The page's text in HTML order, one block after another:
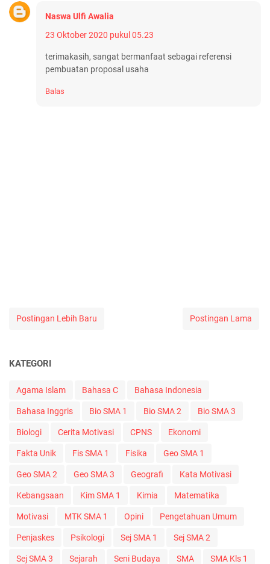
Naswa Ulfi Awalia
23 Oktober 2020 pukul 05.23
terimakasih, sangat bermanfaat sebagai referensi
pembuatan proposal usaha
Balas
Postingan Lebih Baru Postingan Lama
KATEGORI
Agama Islam Bahasa C Bahasa Indonesia
Bahasa Inggris Bio SMA 1 Bio SMA 2 Bio SMA 3
Biologi Cerita Motivasi CPNS Ekonomi
Fakta Unik Fis SMA 1 Fisika Geo SMA 1
Geo SMA 2 Geo SMA 3 Geografi Kata Motivasi
Kebangsaan Kim SMA 1 Kimia Matematika
Motivasi MTK SMA 1 Opini Pengetahuan Umum
Penjaskes Psikologi Sej SMA 1 Sej SMA 2
Sej SMA 3 Sejarah Seni Budaya SMA SMA Kls 1